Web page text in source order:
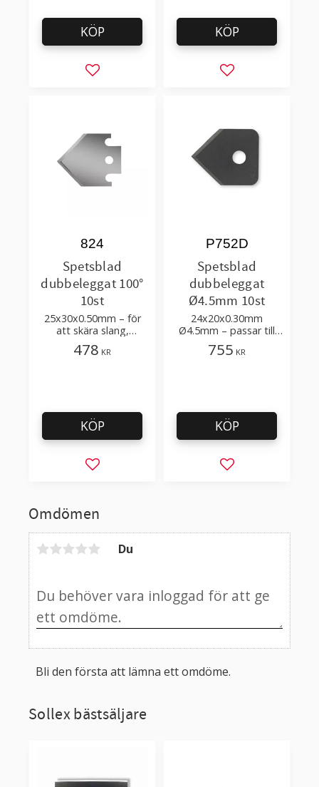
Omdömen
Du
Bli den första att lämna ett omdöme.
Lägg till i favoriter
KÖP
Lägg till i
KÖP
Spetsblad
dubbeleggat 100°
10st
25x30x0.50mm – för
att skära slang,
gummirör, wellpapp
824
478 KR
Lägg till i favoriter
KÖP
Spetsblad
dubbeleggat
Ø4.5mm 10st
24x20x0.30mm
Ø4.5mm – passar till
SCAE maskin för
tillverkning av påsar
P752D
755 KR
Lägg till i
KÖP
Sollex bästsäljare